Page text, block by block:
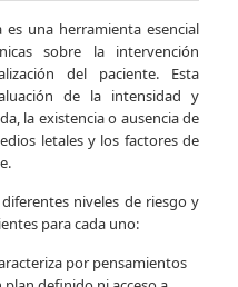
es una herramienta esencial
sobre la intervención
del paciente. Esta
de la intensidad y
la existencia o ausencia de
letales y los factores de
niveles de riesgo y
para cada uno:
por pensamientos